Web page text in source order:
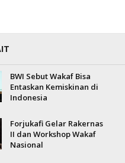
BWI Sebut Wakaf Bisa
Entaskan Kemiskinan di
Indonesia
Forjukafi Gelar Rakernas
II dan Workshop Wakaf
Nasional